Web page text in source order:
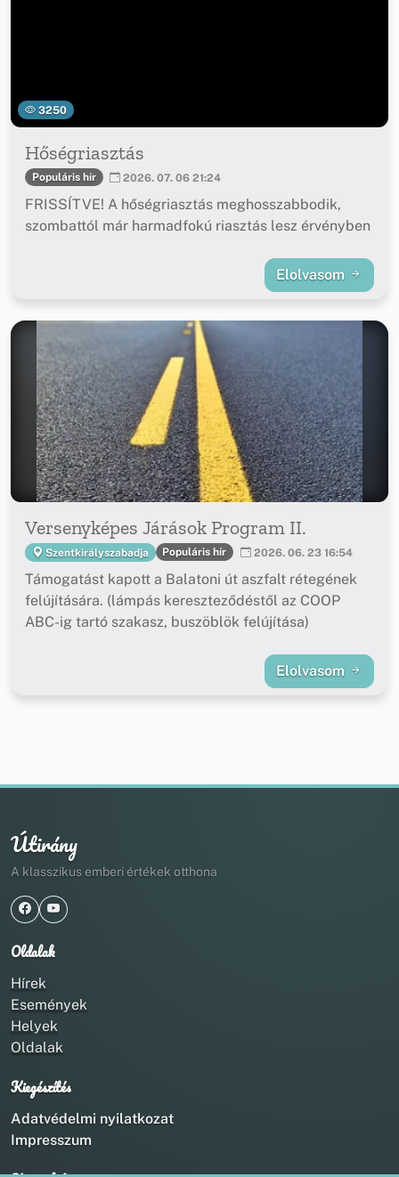
3250
Hőségriasztás
Populáris hír 2026. 07. 06 21:24
FRISSÍTVE! A hőségriasztás meghosszabbodik,
szombattól már harmadfokú riasztás lesz érvényben
Elolvasom
Versenyképes Járások Program II.
Szentkirályszabadja Populáris hír 2026. 06. 23 16:54
Támogatást kapott a Balatoni út aszfalt rétegének
felújítására. (lámpás kereszteződéstől az COOP
ABC-ig tartó szakasz, buszöblök felújítása)
Elolvasom
Útirány
A klasszikus emberi értékek otthona
Oldalak
Hírek
Események
Helyek
Oldalak
Kiegészítés
Adatvédelmi nyilatkozat
Impresszum